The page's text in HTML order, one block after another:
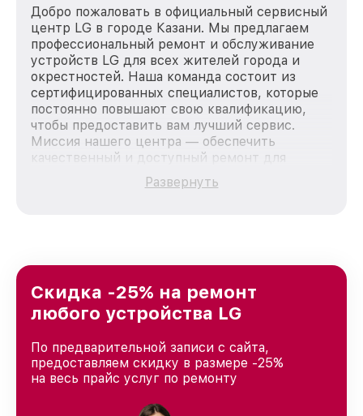
Добро пожаловать в официальный сервисный
центр LG в городе Казани. Мы предлагаем
профессиональный ремонт и обслуживание
устройств LG для всех жителей города и
окрестностей. Наша команда состоит из
сертифицированных специалистов, которые
постоянно повышают свою квалификацию,
чтобы предоставить вам лучший сервис.
Миссия нашего центра — обеспечить
качественный и доступный ремонт для
каждого пользователя продукции LG, вне
зависимости от сложности поломки. Мы
и лояльности наших клиентов.
Развернуть
Скидка -25% на ремонт
любого устройства LG
По предварительной записи с сайта,
предоставляем скидку в размере -25%
на весь прайс услуг по ремонту